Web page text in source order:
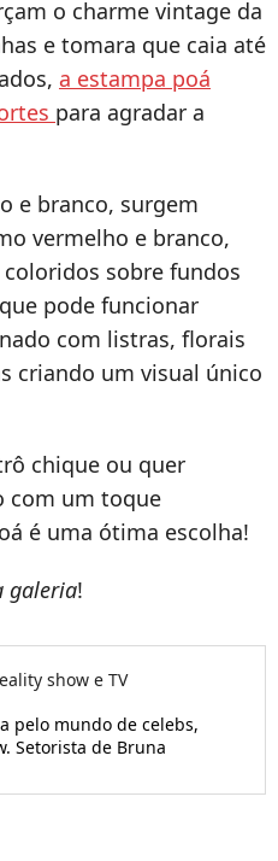
o charme vintage da
e tomara que caia até
a estampa poá
para agradar a
e branco, surgem
vermelho e branco,
sobre fundos
pode funcionar
com listras, florais
criando um visual único
chique ou quer
com um toque
é uma ótima escolha!
galeria!
show e TV
pelo mundo de celebs,
Setorista de Bruna